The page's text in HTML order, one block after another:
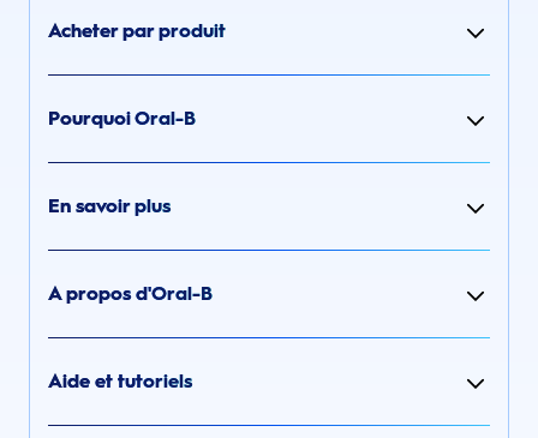
Acheter par produit
Pourquoi Oral-B
En savoir plus
A propos d'Oral-B
Aide et tutoriels